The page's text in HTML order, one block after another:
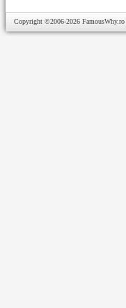
Copyright ©2006-2026 FamousWhy.ro